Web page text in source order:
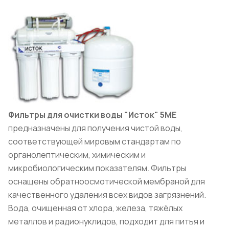
Фильтры для очистки воды "Исток" 5МЕ
предназначены для получения чистой воды,
соответствующей мировым стандартам по
органолептическим, химическим и
микробиологическим показателям. Фильтры
оснащены обратноосмотической мембраной для
качественного удаления всех видов загрязнений.
Вода, очищенная от хлора, железа, тяжёлых
металлов и радионуклидов, подходит для питья и